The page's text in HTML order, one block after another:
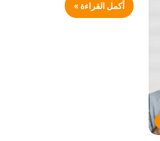
أكمل القراءة »